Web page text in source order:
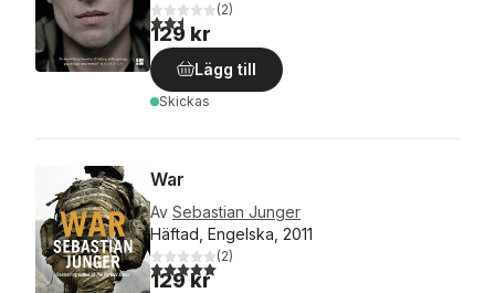
2,5utav 5 stjärnor. Totalt antal röster:
(2)
129 kr
Lägg till
Skickas
War
Av Sebastian Junger
Häftad, Engelska, 2011
5,0utav 5 stjärnor. Totalt antal röster:
(2)
129 kr